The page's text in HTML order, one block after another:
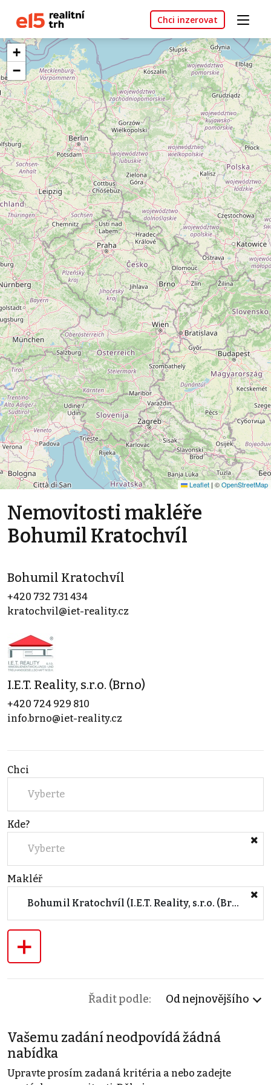
Chci inzerovat
+
−
Leaflet | ©OpenStreetMap
Nemovitosti makléře
Bohumil Kratochvíl
Bohumil Kratochvíl
+420 732 731 434
kratochvil@iet-reality.cz
I.E.T. Reality, s.r.o. (Brno)
+420 724 929 810
info.brno@iet-reality.cz
Chci
Vyberte
Kde?
Vyberte
Makléř
Bohumil Kratochvíl (I.E.T. Reality, s.r.o. (Brno))
+
Řadit podle: Od nejnovějšího
Vašemu zadání neodpovídá žádná
nabídka
Upravte prosím zadaná kritéria a nebo zadejte